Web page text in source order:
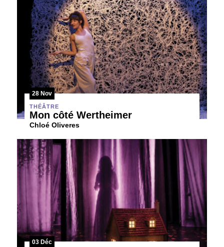
28 Nov
THÉÂTRE
Mon côté Wertheimer
Chloé Oliveres
03 Déc